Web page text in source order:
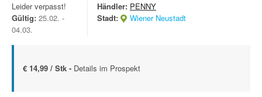
Leider verpasst!
Gültig: 25.02. -
04.03.
Händler: PENNY
Stadt:
Wiener Neustadt
€ 14,99 / Stk - Details im Prospekt